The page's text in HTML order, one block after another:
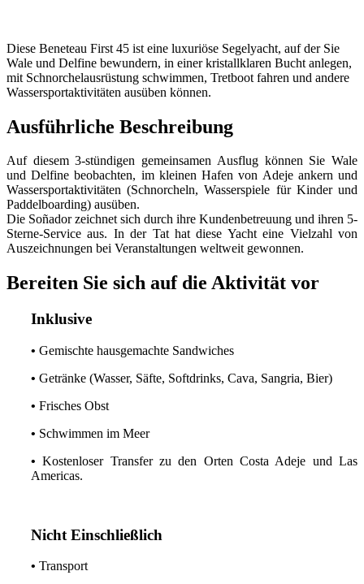
Diese Beneteau First 45 ist eine luxuriöse Segelyacht, auf der Sie
Wale und Delfine bewundern, in einer kristallklaren Bucht anlegen,
mit Schnorchelausrüstung schwimmen, Tretboot fahren und andere
Wassersportaktivitäten ausüben können.
Ausführliche Beschreibung
Auf diesem 3-stündigen gemeinsamen Ausflug können Sie Wale
und Delfine beobachten, im kleinen Hafen von Adeje ankern und
Wassersportaktivitäten (Schnorcheln, Wasserspiele für Kinder und
Paddelboarding) ausüben.
Die Soñador zeichnet sich durch ihre Kundenbetreuung und ihren 5-
Sterne-Service aus. In der Tat hat diese Yacht eine Vielzahl von
Auszeichnungen bei Veranstaltungen weltweit gewonnen.
Bereiten Sie sich auf die Aktivität vor
Inklusive
• Gemischte hausgemachte Sandwiches
• Getränke (Wasser, Säfte, Softdrinks, Cava, Sangria, Bier)
• Frisches Obst
• Schwimmen im Meer
•Kostenloser Transfer zu den Orten Costa Adeje und Las
Americas.
Nicht Einschließlich
• Transport